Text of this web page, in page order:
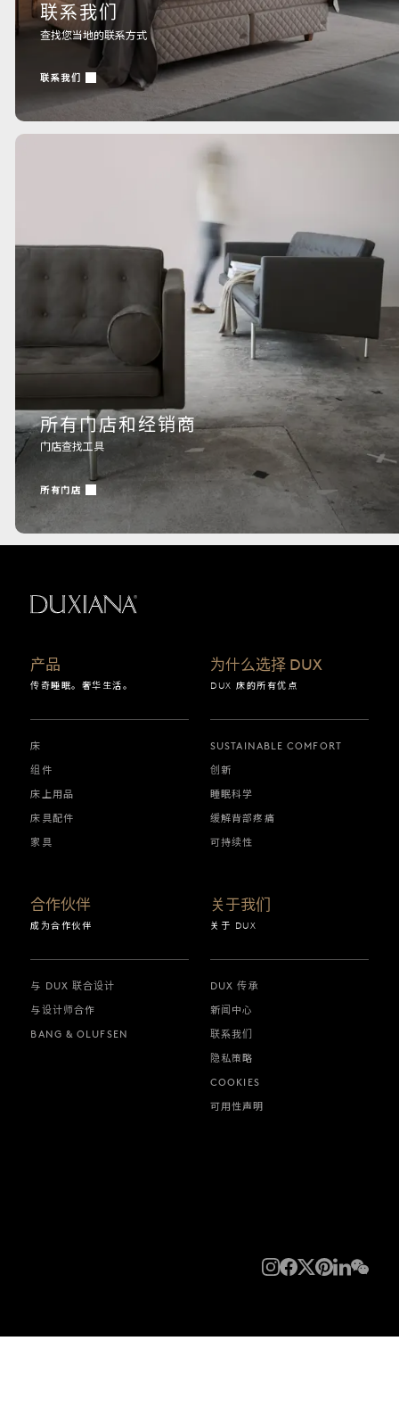
联系我们
查找您当地的联系方式
联系我们
所有门店和经销商
门店查找工具
所有门店
产品
传奇睡眠。奢华生活。
床
组件
床上用品
床具配件
家具
为什么选择 DUX
DUX 床的所有优点
SUSTAINABLE COMFORT
创新
睡眠科学
缓解背部疼痛
可持续性
合作伙伴
成为合作伙伴
与 DUX 联合设计
与设计师合作
BANG & OLUFSEN
关于我们
关于 DUX
DUX 传承
新闻中心
联系我们
隐私策略
COOKIES
可用性声明